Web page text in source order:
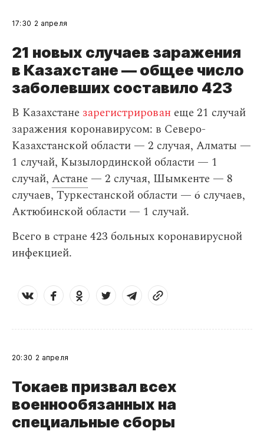
17:30 2 апреля
21 новых случаев заражения
в Казахстане — общее число
заболевших составило 423
В Казахстане зарегистрирован еще 21 случай
заражения коронавирусом: в Северо-
Казахстанской области — 2 случая, Алматы —
1 случай, Кызылординской области — 1
случай, Астане — 2 случая, Шымкенте — 8
случаев, Туркестанской области — 6 случаев,
Актюбинской области — 1 случай.
Всего в стране 423 больных коронавирусной
инфекцией.
20:30 2 апреля
Токаев призвал всех
военнообязанных на
специальные сборы